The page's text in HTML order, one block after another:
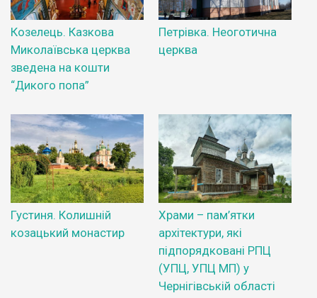
Козелець. Казкова
Миколаївська церква
зведена на кошти
“Дикого попа”
Петрівка. Неоготична
церква
Густиня. Колишній
козацький монастир
Храми – пам’ятки
архітектури, які
підпорядковані РПЦ
(УПЦ, УПЦ МП) у
Чернігівській області